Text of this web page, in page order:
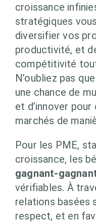
croissance
stratégiques
diversifier vos
productivité, et
compétitivité
N’oubliez pas
une chance de
et d’innover
marchés de
Pour les PME,
croissance, les
gagnant-
vérifiables. À
relations basées
respect, et en